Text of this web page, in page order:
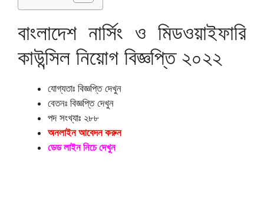
বাংলাদেশ নার্সিং ও মিডওয়াইফারি
কাউন্সিল নিয়োগ বিজ্ঞপ্তি ২০২২
যোগ্যতাঃ বিজ্ঞপ্তি দেখুন
বেতনঃ বিজ্ঞপ্তি দেখুন
পদ সংখ্যাঃ ২৮৮
অনলাইন আবেদন করুন
ডেড লাইন নিচে দেখুন